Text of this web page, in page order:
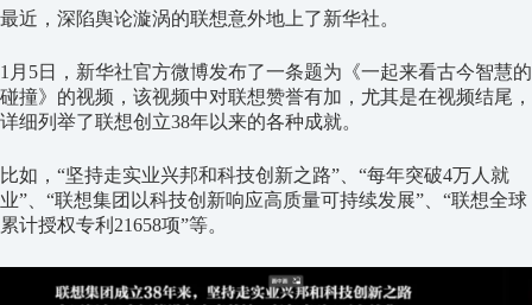
最近，深陷舆论漩涡的联想意外地上了新华社。
1月5日，新华社官方微博发布了一条题为《一起来看古今智慧的
碰撞》的视频，该视频中对联想赞誉有加，尤其是在视频结尾，
详细列举了联想创立38年以来的各种成就。
比如，“坚持走实业兴邦和科技创新之路”、“每年突破4万人就
业”、“联想集团以科技创新响应高质量可持续发展”、“联想全球
累计授权专利21658项”等。